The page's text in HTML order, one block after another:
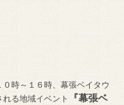
時～１６時、幕張ベイタウ
る地域イベント
『幕張ベ